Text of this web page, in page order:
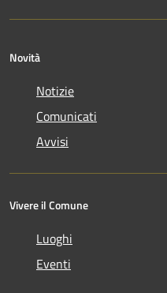
Novità
Notizie
Comunicati
Avvisi
Vivere il Comune
Luoghi
Eventi